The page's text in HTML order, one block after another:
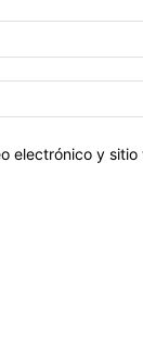
electrónico y